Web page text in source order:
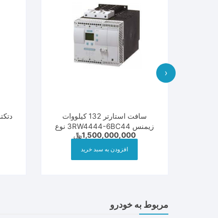
سافت استارتر 132 کیلووات
زیمنس 3RW4444-6BC44 نوع
دیجیتال
1,500,000,000﷼
افزودن به سبد خرید
‹
مربوط به خودرو